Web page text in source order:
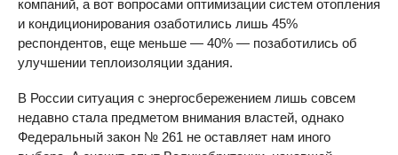
компаний, а вот вопросами оптимизации систем отопления
и кондиционирования озаботились лишь 45%
респондентов, еще меньше — 40% — позаботились об
улучшении теплоизоляции здания.
В России ситуация с энергосбережением лишь совсем
недавно стала предметом внимания властей, однако
Федеральный закон № 261 не оставляет нам иного